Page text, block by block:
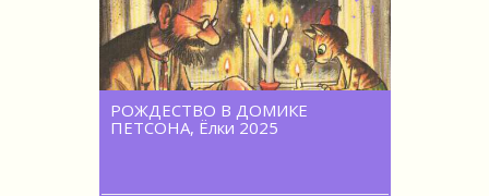
РОЖДЕСТВО В ДОМИКЕ
ПЕТСОНА, Ёлки 2025